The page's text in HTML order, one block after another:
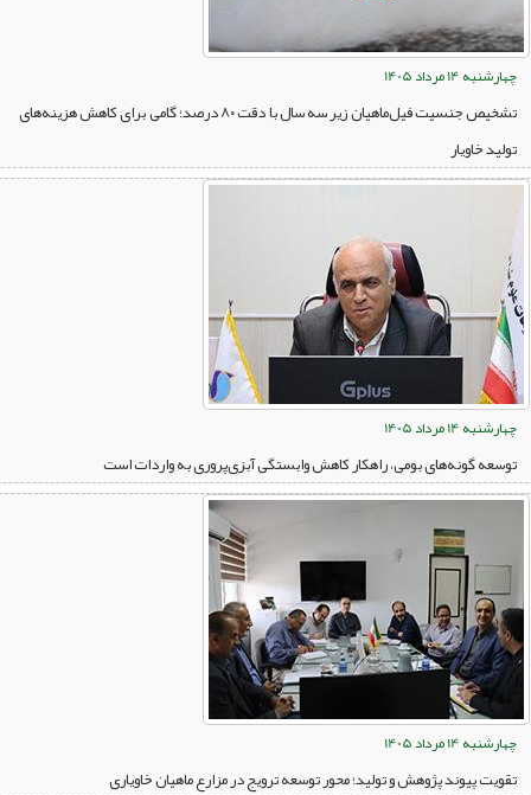
چهارشنبه 14 مرداد 1405
تشخیص جنسیت فیل‌ماهیان زیر سه سال با دقت ۸۰ درصد؛ گامی برای کاهش هزینه‌های
تولید خاویار
چهارشنبه 14 مرداد 1405
توسعه گونه‌های بومی، راهکار کاهش وابستگی آبزی‌پروری به واردات است
چهارشنبه 14 مرداد 1405
تقویت پیوند پژوهش و تولید؛ محور توسعه ترویج در مزارع ماهیان خاویاری